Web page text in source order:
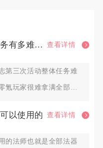
少年三国志第三次活动的任务有多难完成 查看详情
第三次活动整体任务难
氪玩家很难拿满全部档
以使用的 查看详情
的法师也就是全部法器